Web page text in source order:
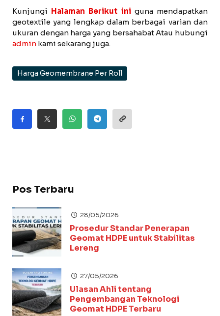
Kunjungi Halaman Berikut ini guna mendapatkan
geotextile yang lengkap dalam berbagai varian dan
ukuran dengan harga yang bersahabat Atau hubungi
admin kami sekarang juga.
Harga Geomembrane Per Roll
Pos Terbaru
28/05/2026
Prosedur Standar Penerapan
Geomat HDPE untuk Stabilitas
Lereng
27/05/2026
Ulasan Ahli tentang
Pengembangan Teknologi
Geomat HDPE Terbaru